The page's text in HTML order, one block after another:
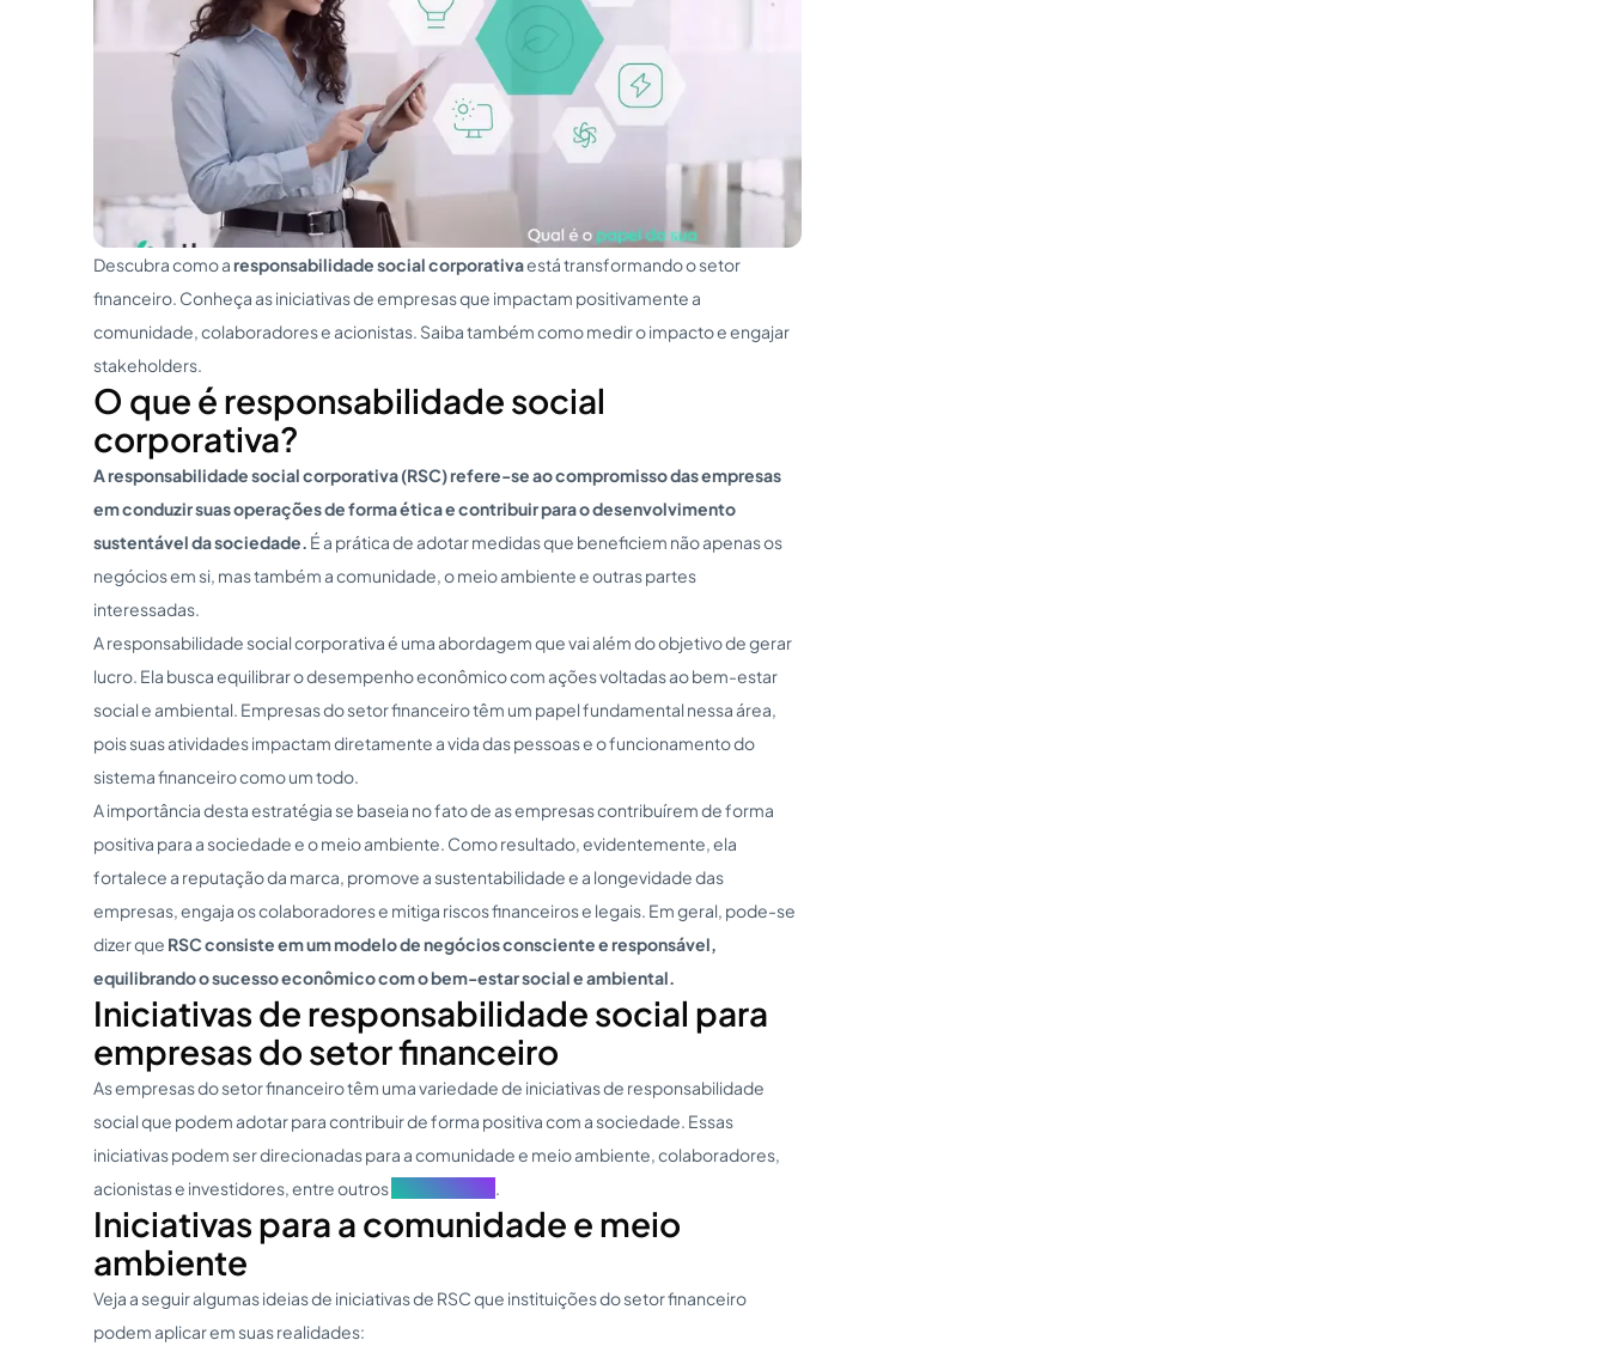
Descubra como aresponsabilidade social corporativaestá transformando o setor
financeiro. Conheça as iniciativas de empresas que impactam positivamente a
comunidade, colaboradores e acionistas. Saiba também como medir o impacto e engajar
stakeholders.
O que é responsabilidade social
corporativa?
A responsabilidade social corporativa (RSC) refere-se ao compromisso das empresas
em conduzir suas operações de forma ética e contribuir para o desenvolvimento
sustentável da sociedade. É a prática de adotar medidas que beneficiem não apenas os
negócios em si, mas também a comunidade, o meio ambiente e outras partes
interessadas.
A responsabilidade social corporativa é uma abordagem que vai além do objetivo de gerar
lucro. Ela busca equilibrar o desempenho econômico com ações voltadas ao bem-estar
social e ambiental. Empresas do setor financeiro têm um papel fundamental nessa área,
pois suas atividades impactam diretamente a vida das pessoas e o funcionamento do
sistema financeiro como um todo.
A importância desta estratégia se baseia no fato de as empresas contribuírem de forma
positiva para a sociedade e o meio ambiente. Como resultado, evidentemente, ela
fortalece a reputação da marca, promove a sustentabilidade e a longevidade das
empresas, engaja os colaboradores e mitiga riscos financeiros e legais. Em geral, pode-se
dizer que RSC consiste em um modelo de negócios consciente e responsável,
equilibrando o sucesso econômico com o bem-estar social e ambiental.
Iniciativas de responsabilidade social para
empresas do setor financeiro
As empresas do setor financeiro têm uma variedade de iniciativas de responsabilidade
social que podem adotar para contribuir de forma positiva com a sociedade. Essas
iniciativas podem ser direcionadas para a comunidade e meio ambiente, colaboradores,
acionistas e investidores, entre outros
.
Iniciativas para a comunidade e meio
ambiente
Veja a seguir algumas ideias de iniciativas de RSC que instituições do setor financeiro
podem aplicar em suas realidades: